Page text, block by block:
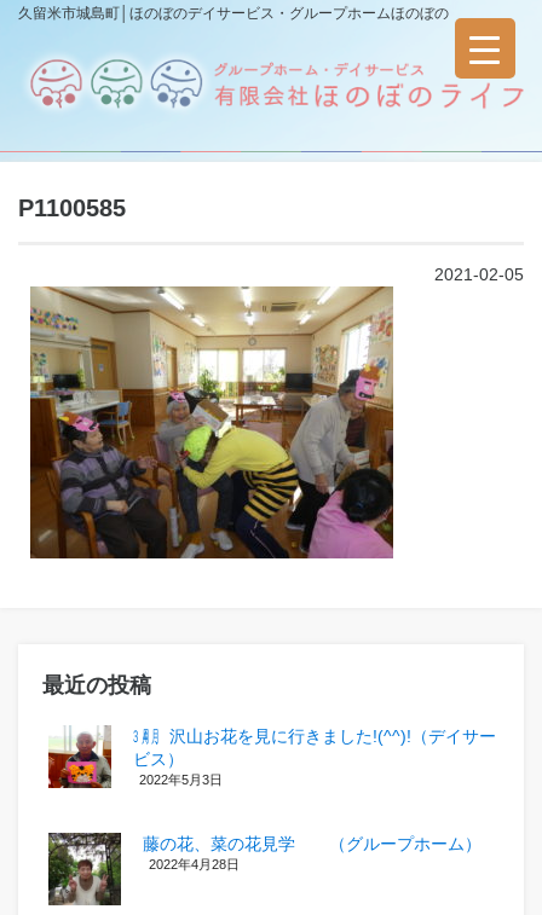
久留米市城島町│ほのぼのデイサービス・グループホームほのぼの
P1100585
2021-02-05
最近の投稿
㋂㋃、沢山お花を見に行きました!(^^)!（デイサー
ビス）
2022年5月3日
藤の花、菜の花見学 （グループホーム）
2022年4月28日